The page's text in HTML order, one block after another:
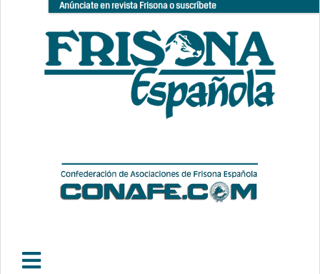
Anúnciate en revista Frisona o suscríbete